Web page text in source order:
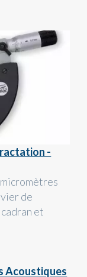
-
de
et
Acoustiques